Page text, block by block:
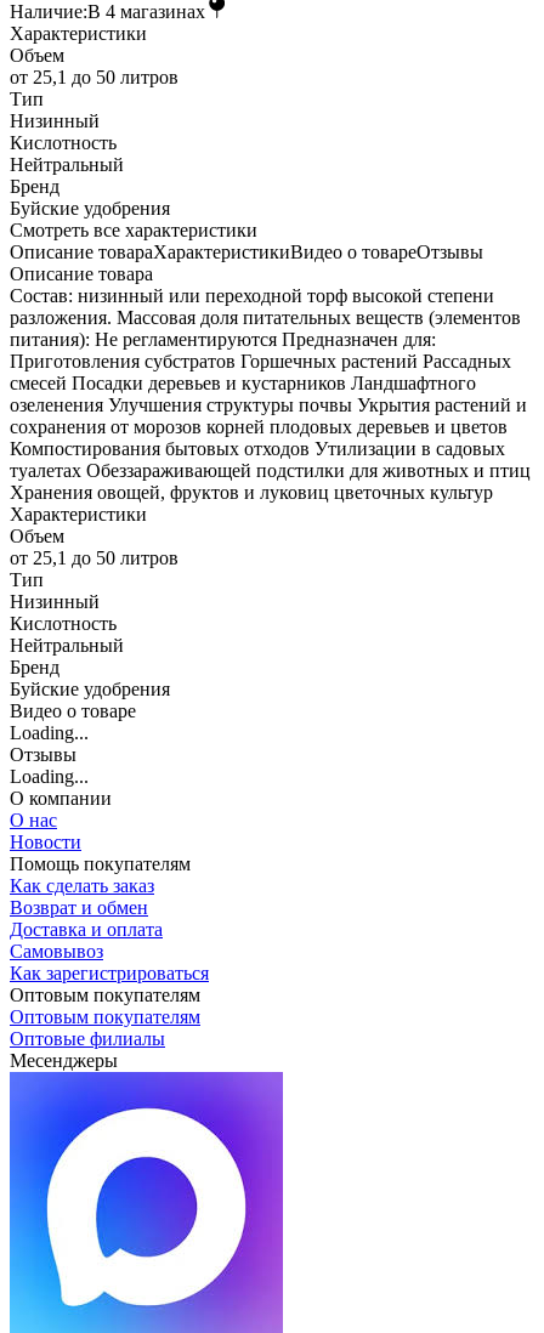
Наличие:В 4 магазинах
Характеристики
Объем
от 25,1 до 50 литров
Тип
Низинный
Кислотность
Нейтральный
Бренд
Буйские удобрения
Cмотреть все характеристики
Описание товараХарактеристикиВидео о товареОтзывы
Описание товара
Состав: низинный или переходной торф высокой степени
разложения. Массовая доля питательных веществ (элементов
питания): Не регламентируются Предназначен для:
Приготовления субстратов Горшечных растений Рассадных
смесей Посадки деревьев и кустарников Ландшафтного
озеленения Улучшения структуры почвы Укрытия растений и
сохранения от морозов корней плодовых деревьев и цветов
Компостирования бытовых отходов Утилизации в садовых
туалетах Обеззараживающей подстилки для животных и птиц
Хранения овощей, фруктов и луковиц цветочных культур
Характеристики
Объем
от 25,1 до 50 литров
Тип
Низинный
Кислотность
Нейтральный
Бренд
Буйские удобрения
Видео о товаре
Loading...
Отзывы
Loading...
О компании
О нас
Новости
Помощь покупателям
Как сделать заказ
Возврат и обмен
Доставка и оплата
Самовывоз
Как зарегистрироваться
Оптовым покупателям
Оптовым покупателям
Оптовые филиалы
Месенджеры